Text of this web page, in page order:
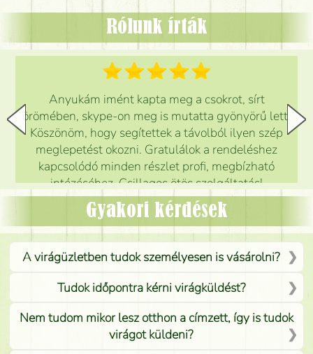
Rólunk írták
Anyukám imént kapta meg a csokrot, sírt
örömében, skype-on meg is mutatta gyönyörű lett.
Köszönöm, hogy segítettek a távolból ilyen szép
meglepetést okozni. Gratulálok a rendeléshez
kapcsolódó minden részlet profi, megbízható
intézéséhez. Csillagos ötös szolgáltatás!
Mónika
Gyakori kérdések
A virágüzletben tudok személyesen is vásárolni?
Tudok időpontra kérni virágküldést?
Nem tudom mikor lesz otthon a címzett, így is tudok
virágot küldeni?